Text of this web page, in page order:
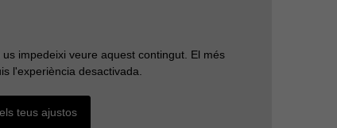
impedeixi veure aquest contingut. El més
l'experiència desactivada.
teus ajustos